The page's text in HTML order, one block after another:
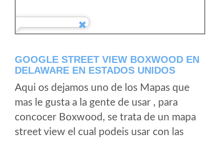
GOOGLE STREET VIEW BOXWOOD EN
DELAWARE EN ESTADOS UNIDOS
Aqui os dejamos uno de los Mapas que
mas le gusta a la gente de usar , para
concocer Boxwood, se trata de un mapa
street view el cual podeis usar con las